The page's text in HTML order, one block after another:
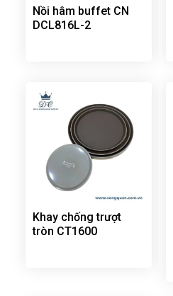
Nồi hâm buffet CN
DCL816L-2
Khay chống trượt
tròn CT1600